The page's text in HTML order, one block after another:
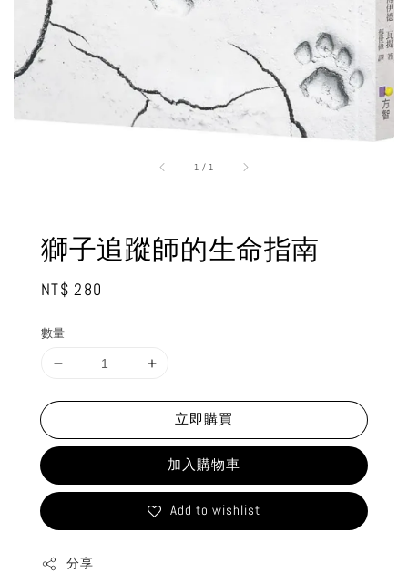
1 / 1
獅子追蹤師的生命指南
Regular
NT$ 280
數量
立即購買
加入購物車
Add to wishlist
分享